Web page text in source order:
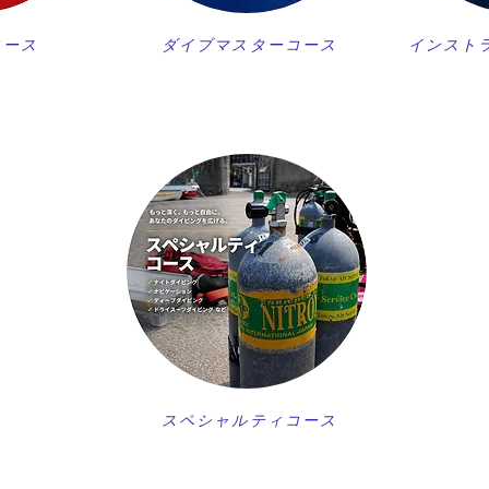
ス ダイブマスターコース インスト
スペシャルティコース